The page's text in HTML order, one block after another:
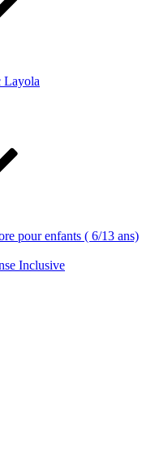
Layola
pour enfants ( 6/13 ans)
Inclusive